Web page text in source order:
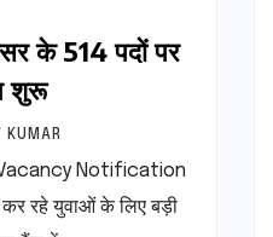
के 514 पदों पर
शुरू
KUMAR
Notification
कर रहे युवाओं के लिए बड़ी